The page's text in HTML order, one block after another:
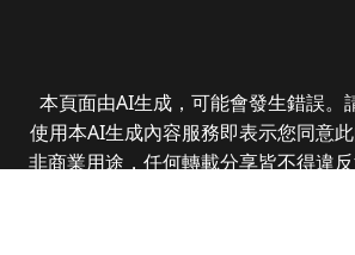
本頁面由AI生成，可能會發生錯誤。
使用本AI生成內容服務即表示您同意
非商業用途，任何轉載分享皆不得違